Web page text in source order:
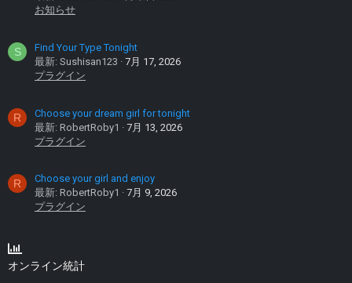
お知らせ
S
Find Your Type Tonight
最新: Sushisan123
7月 17, 2026
プラグイン
R
Choose your dream girl for tonight
最新: RobertRoby1
7月 13, 2026
プラグイン
R
Choose your girl and enjoy
最新: RobertRoby1
7月 9, 2026
プラグイン
オンライン統計